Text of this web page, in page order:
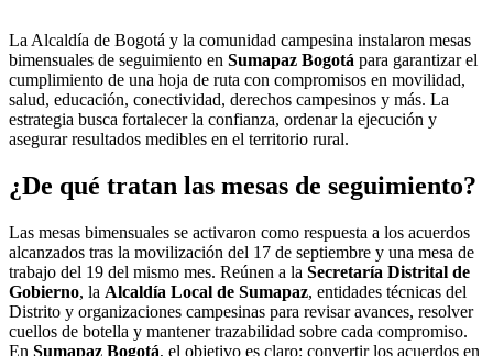
La Alcaldía de Bogotá y la comunidad campesina instalaron mesas
bimensuales de seguimiento en Sumapaz Bogotá para garantizar el
cumplimiento de una hoja de ruta con compromisos en movilidad,
salud, educación, conectividad, derechos campesinos y más. La
estrategia busca fortalecer la confianza, ordenar la ejecución y
asegurar resultados medibles en el territorio rural.
¿De qué tratan las mesas de seguimiento?
Las mesas bimensuales se activaron como respuesta a los acuerdos
alcanzados tras la movilización del 17 de septiembre y una mesa de
trabajo del 19 del mismo mes. Reúnen a la Secretaría Distrital de
Gobierno, la Alcaldía Local de Sumapaz, entidades técnicas del
Distrito y organizaciones campesinas para revisar avances, resolver
cuellos de botella y mantener trazabilidad sobre cada compromiso.
En Sumapaz Bogotá, el objetivo es claro: convertir los acuerdos en